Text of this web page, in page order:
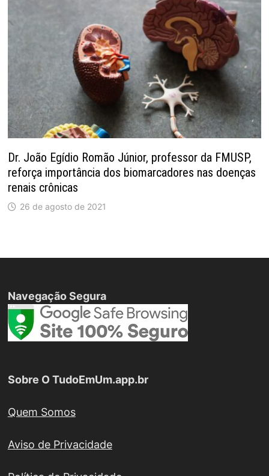
Dr. João Egídio Romão Júnior, professor da FMUSP,
reforça importância dos biomarcadores nas doenças
renais crônicas
26 de agosto de 2021
Navegação Segura
Sobre O TudoEmUm.app.br
Quem Somos
Aviso de Privacidade